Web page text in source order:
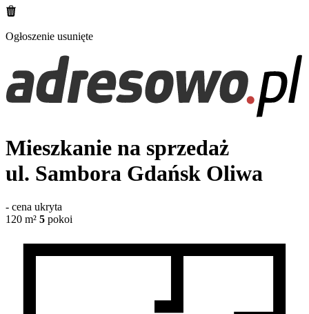
Ogłoszenie usunięte
Mieszkanie na sprzedaż
ul. Sambora Gdańsk Oliwa
- cena ukryta
120 m² 5 pokoi